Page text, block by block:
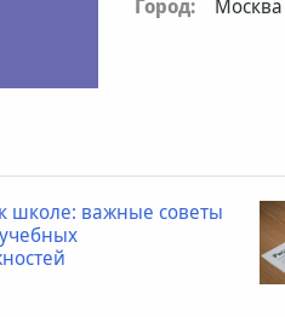
Город: Москва
школе: важные советы